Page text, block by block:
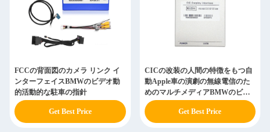
FCCの背面図のカメラ リンク イ
ンターフェイスBMWのビデオ動
的活動的な駐車の指針
Get Best Price
CICの改装の人間の特徴をもつ自
動Apple車の演劇の無線電信のた
めのマルチメディアBMWのビデ
オ インターフェイス
Get Best Price